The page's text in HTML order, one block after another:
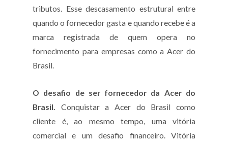
tributos. Esse descasamento estrutural entre
quando o fornecedor gasta e quando recebe é a
marca registrada de quem opera no
fornecimento para empresas como a Acer do
Brasil.
O desafio de ser fornecedor da Acer do
Brasil. Conquistar a Acer do Brasil como
cliente é, ao mesmo tempo, uma vitória
comercial e um desafio financeiro. Vitória